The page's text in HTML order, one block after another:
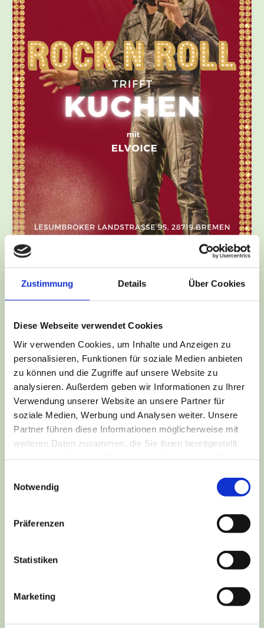
Zustimmung Details Über Cookies
Diese Webseite verwendet Cookies
Wir verwenden Cookies, um Inhalte und Anzeigen zu
personalisieren, Funktionen für soziale Medien anbieten
zu können und die Zugriffe auf unsere Website zu
analysieren. Außerdem geben wir Informationen zu Ihrer
Verwendung unserer Website an unsere Partner für
soziale Medien, Werbung und Analysen weiter. Unsere
Partner führen diese Informationen möglicherweise mit
weiteren Daten zusammen, die Sie ihnen bereitgestellt
Notwendig
Präferenzen
Statistiken
Marketing
Events
Kasia/August 12, 2023
umhauen wird! – Save […]